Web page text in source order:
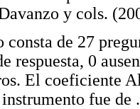
y cols.
consta de 27
respuesta, 0
El coeficiente
fue de